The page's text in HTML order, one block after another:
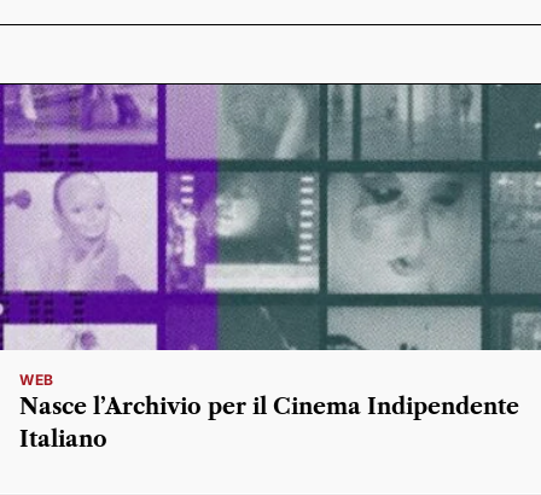
WEB
Nasce l’Archivio per il Cinema Indipendente
Italiano